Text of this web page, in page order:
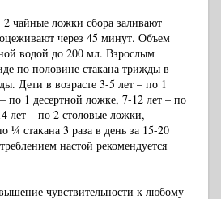
2 чайные ложки сбора заливают
через 45 минут. Объем
водой до 200 мл. Взрослым
по половине стакана трижды в
Дети в возрасте 3-5 лет – по 1
по 1 десертной ложке, 7-12 лет – по
лет – по 2 столовые ложки,
¼ стакана 3 раза в день за 15-20
настой рекомендуется
чувствительности к любому